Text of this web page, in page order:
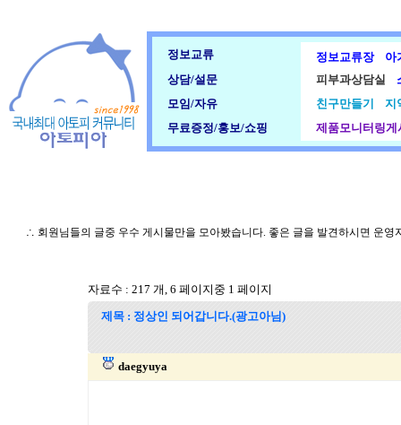
정보교류 정보교류장
아
상담/설문
피부과상담실
모임/자유
친구만들기
지
무료증정/홍보/쇼핑
제품모니터링게
∴ 회원님들의 글중 우수 게시물만을 모아봤습니다. 좋은 글을 발견하시면 운영
자료수 : 217 개, 6 페이지중 1 페이지
제목 : 정상인 되어갑니다.(광고아님)
daegyuya